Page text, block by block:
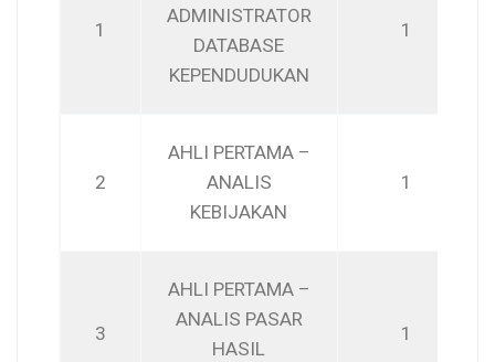
1
ADMINISTRATOR
DATABASE
KEPENDUDUKAN
1
2
AHLI PERTAMA –
ANALIS
KEBIJAKAN
1
3
AHLI PERTAMA –
ANALIS PASAR
HASIL
1